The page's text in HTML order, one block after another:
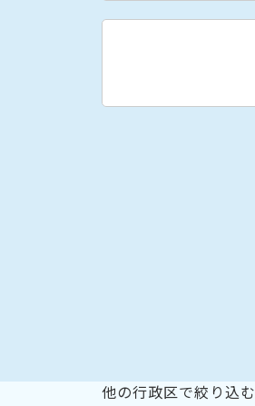
他の行政区で絞り込む